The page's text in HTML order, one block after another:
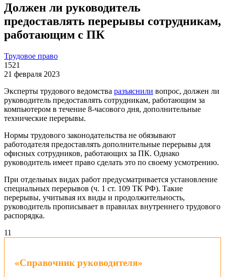
Должен ли руководитель
предоставлять перерывы сотрудникам,
работающим с ПК
Трудовое право
1521
21 февраля 2023
Эксперты трудового ведомства разъяснили вопрос, должен ли
руководитель предоставлять сотрудникам, работающим за
компьютером в течение 8-часового дня, дополнительные
технические перерывы.
Нормы трудового законодательства не обязывают
работодателя предоставлять дополнительные перерывы для
офисных сотрудников, работающих за ПК. Однако
руководитель имеет право сделать это по своему усмотрению.
При отдельных видах работ предусматривается установление
специальных перерывов (ч. 1 ст. 109 ТК РФ). Такие
перерывы, учитывая их виды и продолжительность,
руководитель прописывает в правилах внутреннего трудового
распорядка.
11
«Справочник руководителя»